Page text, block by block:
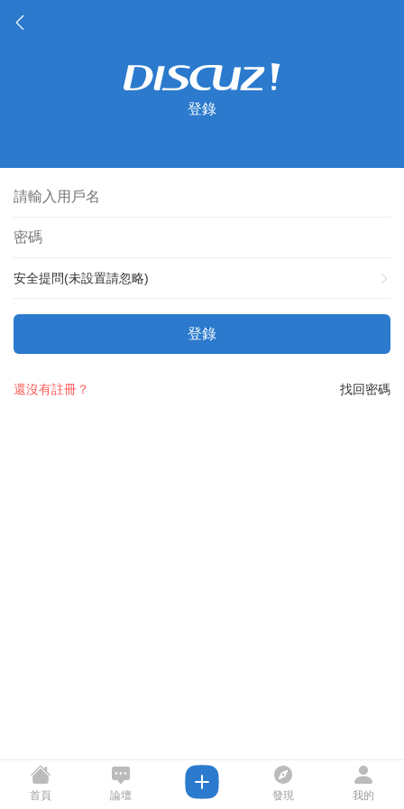
登錄
安全提問(未設置請忽略)
登錄
找回密碼
還沒有註冊？
首頁 論壇 發現 我的